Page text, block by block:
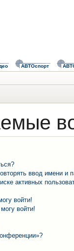
АВТОспорт
ввод имени и
активных
войти!
войти!